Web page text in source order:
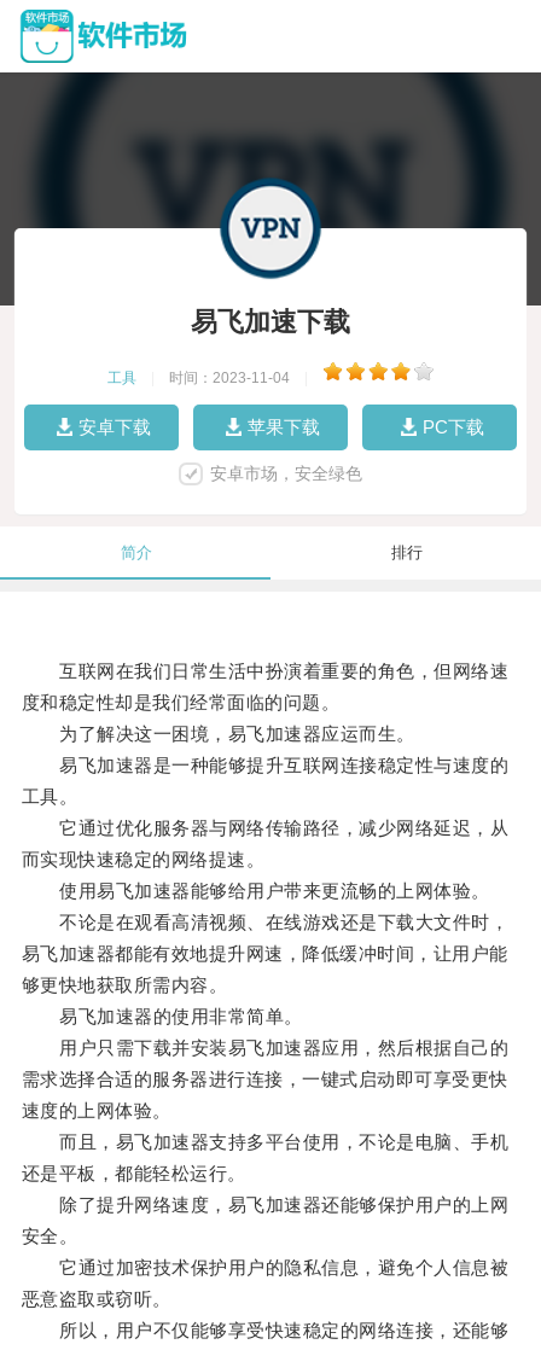
易飞加速下载
工具 时间：2023-11-04
安卓下载 苹果下载 PC下载
安卓市场，安全绿色
简介 排行
互联网在我们日常生活中扮演着重要的角色，但网络速
度和稳定性却是我们经常面临的问题。
为了解决这一困境，易飞加速器应运而生。
易飞加速器是一种能够提升互联网连接稳定性与速度的
工具。
它通过优化服务器与网络传输路径，减少网络延迟，从
而实现快速稳定的网络提速。
使用易飞加速器能够给用户带来更流畅的上网体验。
不论是在观看高清视频、在线游戏还是下载大文件时，
易飞加速器都能有效地提升网速，降低缓冲时间，让用户能
够更快地获取所需内容。
易飞加速器的使用非常简单。
用户只需下载并安装易飞加速器应用，然后根据自己的
需求选择合适的服务器进行连接，一键式启动即可享受更快
速度的上网体验。
而且，易飞加速器支持多平台使用，不论是电脑、手机
还是平板，都能轻松运行。
除了提升网络速度，易飞加速器还能够保护用户的上网
安全。
它通过加密技术保护用户的隐私信息，避免个人信息被
恶意盗取或窃听。
所以，用户不仅能够享受快速稳定的网络连接，还能够